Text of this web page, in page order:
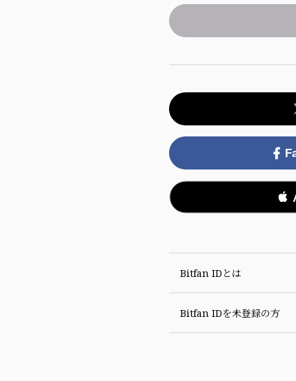

Bitfan IDとは
Bitfan IDを未登録の方